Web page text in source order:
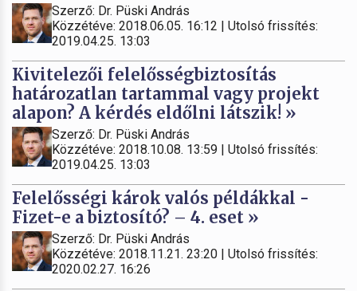
Szerző: Dr. Püski András
Közzétéve: 2018.06.05. 16:12 | Utolsó frissítés:
2019.04.25. 13:03
Kivitelezői felelősségbiztosítás
határozatlan tartammal vagy projekt
alapon? A kérdés eldőlni látszik! »
Szerző: Dr. Püski András
Közzétéve: 2018.10.08. 13:59 | Utolsó frissítés:
2019.04.25. 13:03
Felelősségi károk valós példákkal -
Fizet-e a biztosító? – 4. eset »
Szerző: Dr. Püski András
Közzétéve: 2018.11.21. 23:20 | Utolsó frissítés:
2020.02.27. 16:26